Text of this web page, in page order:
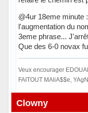
@4ur 18eme minute
l'augmentation du
3eme phrase...
Que des 6-0 novax
Veux encourager
FAITOUT MAliA$$e,
Hors ligne
Clowny